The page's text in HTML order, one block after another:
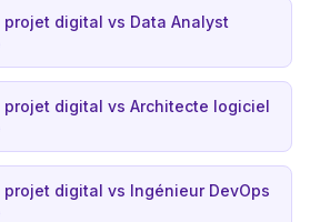
projet digital vs Data Analyst
projet digital vs Architecte logiciel
projet digital vs Ingénieur DevOps